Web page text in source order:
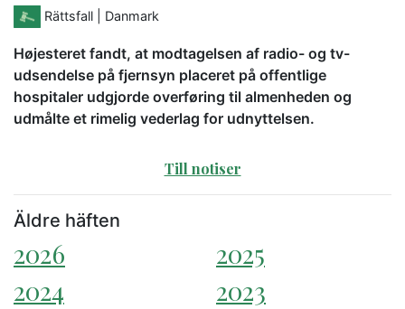
Rättsfall | Danmark
Højesteret fandt, at modtagelsen af radio- og tv-
udsendelse på fjernsyn placeret på offentlige
hospitaler udgjorde overføring til almenheden og
udmålte et rimelig vederlag for udnyttelsen.
Till notiser
Äldre häften
2026
2025
2024
2023